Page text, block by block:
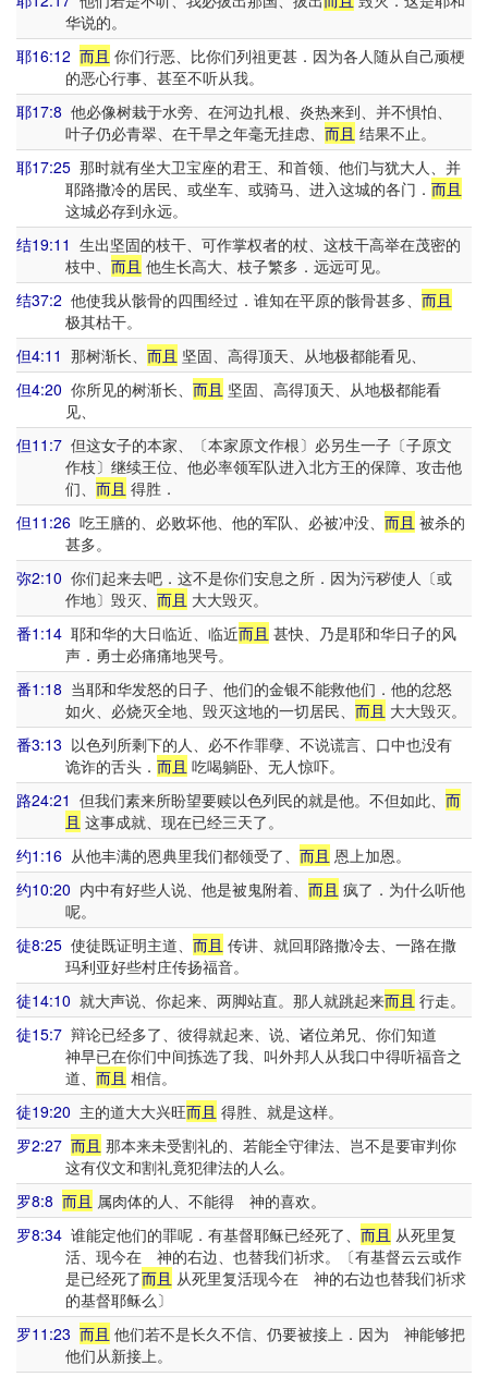
华说的。
耶16:12 而且 你们行恶、比你们列祖更甚．因为各人随从自己顽梗
的恶心行事、甚至不听从我。
耶17:8 他必像树栽于水旁、在河边扎根、炎热来到、并不惧怕、
叶子仍必青翠、在干旱之年毫无挂虑、 而且 结果不止。
耶17:25 那时就有坐大卫宝座的君王、和首领、他们与犹大人、并
耶路撒冷的居民、或坐车、或骑马、进入这城的各门． 而且
这城必存到永远。
结19:11 生出坚固的枝干、可作掌权者的杖、这枝干高举在茂密的
枝中、 而且 他生长高大、枝子繁多．远远可见。
结37:2 他使我从骸骨的四围经过．谁知在平原的骸骨甚多、 而且
极其枯干。
但4:11 那树渐长、 而且 坚固、高得顶天、从地极都能看见、
但4:20 你所见的树渐长、 而且 坚固、高得顶天、从地极都能看
见、
但11:7 但这女子的本家、〔本家原文作根〕必另生一子〔子原文
作枝〕继续王位、他必率领军队进入北方王的保障、攻击他
们、 而且 得胜．
但11:26 吃王膳的、必败坏他、他的军队、必被冲没、 而且 被杀的
甚多。
弥2:10 你们起来去吧．这不是你们安息之所．因为污秽使人〔或
作地〕毁灭、 而且 大大毁灭。
番1:14 耶和华的大日临近、临近而且 甚快、乃是耶和华日子的风
声．勇士必痛痛地哭号。
番1:18 当耶和华发怒的日子、他们的金银不能救他们．他的忿怒
如火、必烧灭全地、毁灭这地的一切居民、 而且 大大毁灭。
番3:13 以色列所剩下的人、必不作罪孽、不说谎言、口中也没有
诡诈的舌头． 而且 吃喝躺卧、无人惊吓。
路24:21 但我们素来所盼望要赎以色列民的就是他。不但如此、 而
且 这事成就、现在已经三天了。
约1:16 从他丰满的恩典里我们都领受了、 而且 恩上加恩。
约10:20 内中有好些人说、他是被鬼附着、 而且 疯了．为什么听他
呢。
徒8:25 使徒既证明主道、 而且 传讲、就回耶路撒冷去、一路在撒
玛利亚好些村庄传扬福音。
徒14:10 就大声说、你起来、两脚站直。那人就跳起来而且 行走。
徒15:7 辩论已经多了、彼得就起来、说、诸位弟兄、你们知道
神早已在你们中间拣选了我、叫外邦人从我口中得听福音之
道、 而且 相信。
徒19:20 主的道大大兴旺而且 得胜、就是这样。
罗2:27 而且 那本来未受割礼的、若能全守律法、岂不是要审判你
这有仪文和割礼竟犯律法的人么。
罗8:8 而且 属肉体的人、不能得 神的喜欢。
罗8:34 谁能定他们的罪呢．有基督耶稣已经死了、 而且 从死里复
活、现今在 神的右边、也替我们祈求。〔有基督云云或作
是已经死了而且 从死里复活现今在 神的右边也替我们祈求
的基督耶稣么〕
罗11:23 而且 他们若不是长久不信、仍要被接上．因为 神能够把
他们从新接上。